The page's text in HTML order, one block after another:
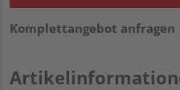
Komplettangebot anfragen